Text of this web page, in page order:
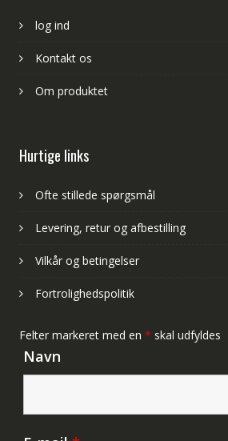
log ind
Kontakt os
Om produktet
Hurtige links
Ofte stillede spørgsmål
Levering, retur og afbestilling
Vilkår og betingelser
Fortrolighedspolitik
Felter markeret med en * skal udfyldes
Navn